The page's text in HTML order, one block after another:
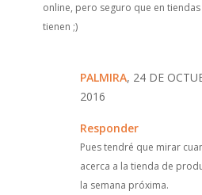
online, pero seguro que en
tienen ;)
PALMIRA, 24 DE
2016
Responder
Pues tendré que mirar
acerca a la tienda de
la semana próxima.